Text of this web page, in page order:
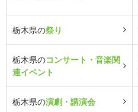
栃木県の祭り
栃木県のコンサート・音楽関
連イベント
栃木県の演劇・講演会